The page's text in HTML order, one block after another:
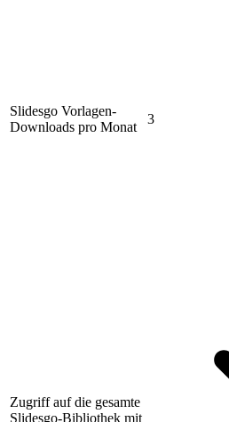
Slidesgo Vorlagen-
Downloads pro Monat
3
Zugriff auf die gesamte
Slidesgo-Bibliothek mit